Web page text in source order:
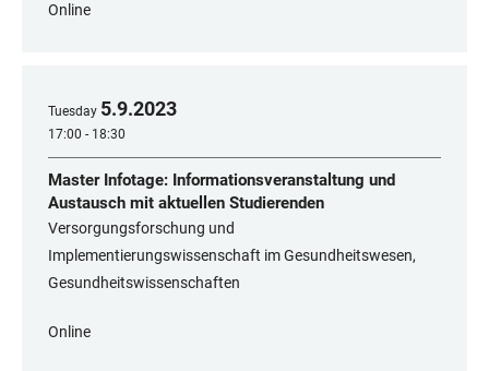
Online
Tuesday 5.9.2023
17:00 - 18:30
Master Infotage: Informationsveranstaltung und
Austausch mit aktuellen Studierenden
Versorgungsforschung und
Implementierungswissenschaft im Gesundheitswesen,
Gesundheitswissenschaften
Online